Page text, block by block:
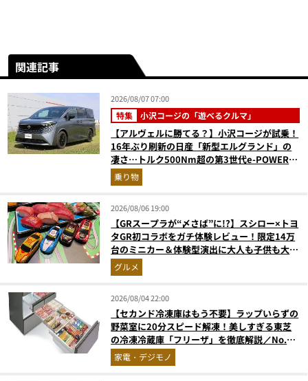
関連記事
2026/08/07 07:00
特集 小沢コージの「遊べるクルマ」
【アルヴェルに勝てる？】小沢コージが試乗！
16年ぶり刷新の日産「新型エルグランド」の
凄さ…トルク500Nm超の第3世代e-POWER＆
和の格調高きデザインを徹底チェック
乗り物
2026/08/06 19:00
【GRスープラが“〆さば”に!?】スシロー×トヨ
タGR初コラボをガチ体験レビュー！限定14万
台のミニカー＆体験型演出に大人も子供も大興
奮間違いなし
グルメ
2026/08/04 22:00
【セカンド冷凍庫はもう不要】ラップいらずの
野菜室に20分スピード解凍！美しすぎる東芝
の冷凍冷蔵庫「フリーザ」を徹底解説／No.1
モノ雑誌編集長が選ぶ『センスがいい家電』
Vol.10
家電・デジモノ